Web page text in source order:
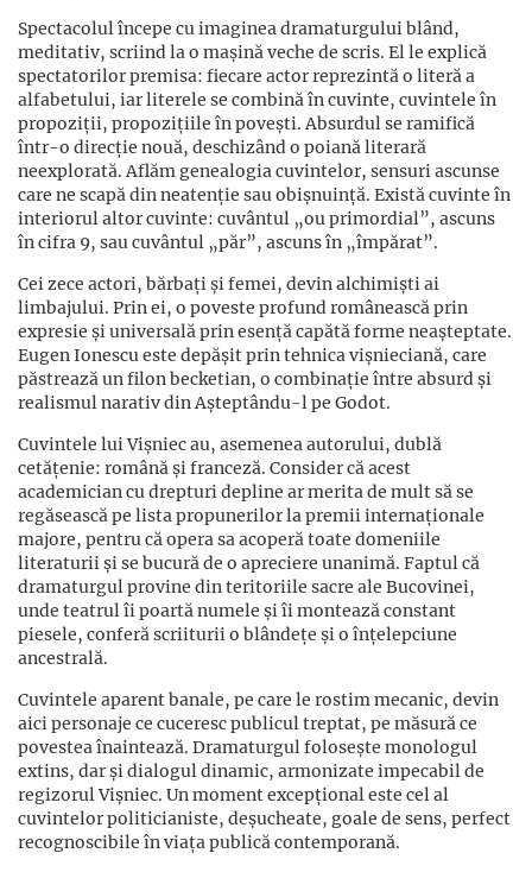
Spectacolul începe cu imaginea dramaturgului blând,
meditativ, scriind la o mașină veche de scris. El le explică
spectatorilor premisa: fiecare actor reprezintă o literă a
alfabetului, iar literele se combină în cuvinte, cuvintele în
propoziții, propozițiile în povești. Absurdul se ramifică
într-o direcție nouă, deschizând o poiană literară
neexplorată. Aflăm genealogia cuvintelor, sensuri ascunse
care ne scapă din neatenție sau obișnuință. Există cuvinte în
interiorul altor cuvinte: cuvântul „ou primordial”, ascuns
în cifra 9, sau cuvântul „păr”, ascuns în „împărat”.
Cei zece actori, bărbați și femei, devin alchimiști ai
limbajului. Prin ei, o poveste profund românească prin
expresie și universală prin esență capătă forme neașteptate.
Eugen Ionescu este depășit prin tehnica vișnieciană, care
păstrează un filon becketian, o combinație între absurd și
realismul narativ din Așteptându-l pe Godot.
Cuvintele lui Vișniec au, asemenea autorului, dublă
cetățenie: română și franceză. Consider că acest
academician cu drepturi depline ar merita de mult să se
regăsească pe lista propunerilor la premii internaționale
majore, pentru că opera sa acoperă toate domeniile
literaturii și se bucură de o apreciere unanimă. Faptul că
dramaturgul provine din teritoriile sacre ale Bucovinei,
unde teatrul îi poartă numele și îi montează constant
piesele, conferă scriiturii o blândețe și o înțelepciune
ancestrală.
Cuvintele aparent banale, pe care le rostim mecanic, devin
aici personaje ce cuceresc publicul treptat, pe măsură ce
povestea înaintează. Dramaturgul folosește monologul
extins, dar și dialogul dinamic, armonizate impecabil de
regizorul Vișniec. Un moment excepțional este cel al
cuvintelor politicianiste, deșucheate, goale de sens, perfect
recognoscibile în viața publică contemporană.